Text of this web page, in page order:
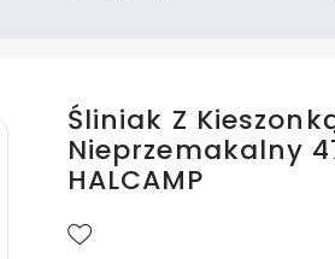
Śliniak Z
Nieprzemakalny
HALCAMP